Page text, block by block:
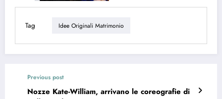
Tag Idee Originali Matrimonio
Previous post
Nozze Kate-William, arrivano le coreografie di